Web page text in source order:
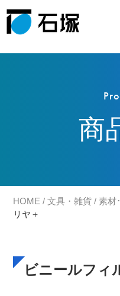
商
HOME /文具・雑貨 / 素材
リヤ＋
ビニールフィ